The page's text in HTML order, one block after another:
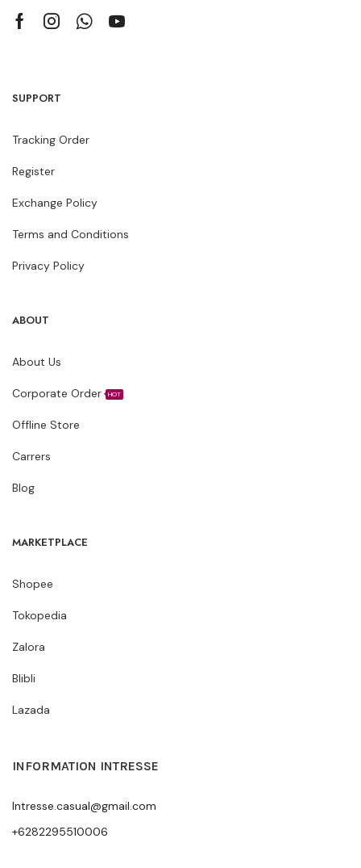
SUPPORT
Tracking Order
Register
Exchange Policy
Terms and Conditions
Privacy Policy
ABOUT
About Us
Corporate Order HOT
Offline Store
Carrers
Blog
MARKETPLACE
Shopee
Tokopedia
Zalora
Blibli
Lazada
INFORMATION INTRESSE
Intresse.casual@gmail.com
+6282295510006